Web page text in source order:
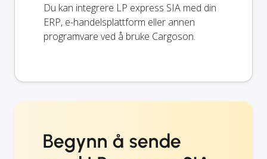
Du kan integrere LP express SIA med din
ERP, e-handelsplattform eller annen
programvare ved å bruke Cargoson.
Begynn å sende